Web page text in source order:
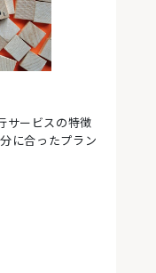
サービスの特徴
に合ったプラン